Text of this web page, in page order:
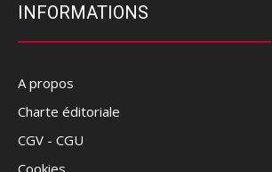
INFORMATIONS
A propos
Charte éditoriale
CGV - CGU
Cookies